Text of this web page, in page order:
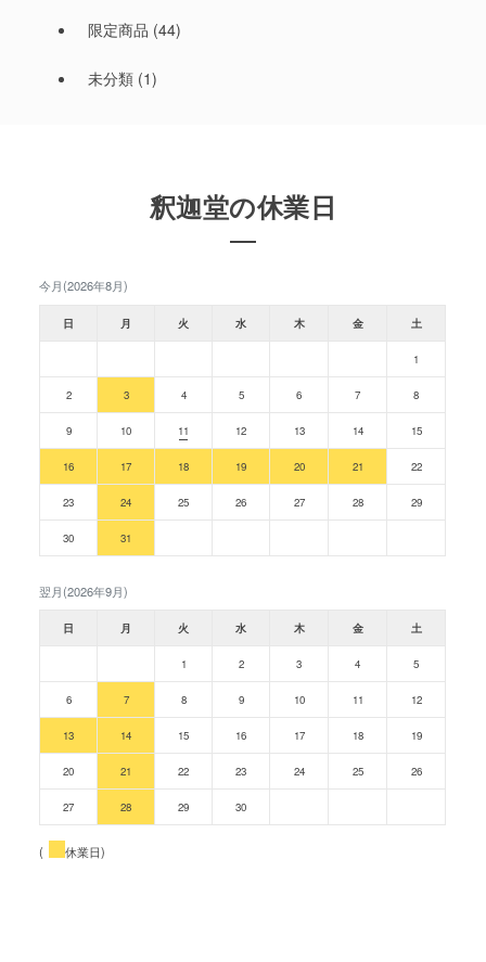
限定商品 (44)
未分類 (1)
釈迦堂の休業日
今月(2026年8月)
日 月 火 水 木 金 土
1
2 3 4 5 6 7 8
9 10 11 12 13 14 15
16 17 18 19 20 21 22
23 24 25 26 27 28 29
30 31
翌月(2026年9月)
日 月 火 水 木 金 土
1 2 3 4 5
6 7 8 9 10 11 12
13 14 15 16 17 18 19
20 21 22 23 24 25 26
27 28 29 30
( 休業日)